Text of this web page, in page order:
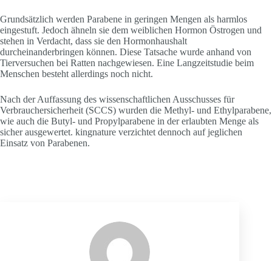
Grundsätzlich werden Parabene in geringen Mengen als harmlos
eingestuft. Jedoch ähneln sie dem weiblichen Hormon Östrogen und
stehen in Verdacht, dass sie den Hormonhaushalt
durcheinanderbringen können. Diese Tatsache wurde anhand von
Tierversuchen bei Ratten nachgewiesen. Eine Langzeitstudie beim
Menschen besteht allerdings noch nicht.
Nach der Auffassung des wissenschaftlichen Ausschusses für
Verbrauchersicherheit (SCCS) wurden die Methyl- und Ethylparabene,
wie auch die Butyl- und Propylparabene in der erlaubten Menge als
sicher ausgewertet. kingnature verzichtet dennoch auf jeglichen
Einsatz von Parabenen.